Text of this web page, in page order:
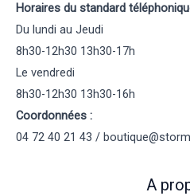
Horaires du standard
Du lundi au Jeudi
8h30-12h30 13h30-17h
Le vendredi
8h30-12h30 13h30-16h
Coordonnées :
04 72 40 21 43 /
A